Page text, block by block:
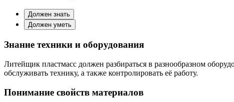
Должен знать
Должен уметь
Знание техники и оборудования
Литейщик пластмасс должен разбираться в разнообразном
обслуживать технику, а также контролировать её работу.
Понимание свойств материалов